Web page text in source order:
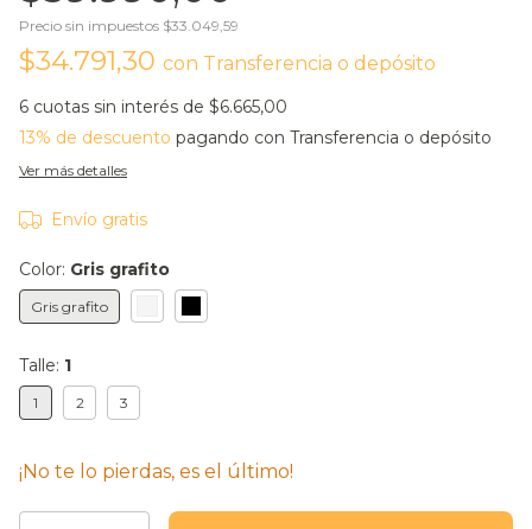
Precio sin impuestos $33.049,59
$34.791,30 con Transferencia o depósito
6 cuotas sin interés de $6.665,00
13% de descuento pagando con Transferencia o depósito
Ver más detalles
Envío gratis
Color: Gris grafito
Gris grafito
Talle: 1
1 2 3
¡No te lo pierdas, es el último!